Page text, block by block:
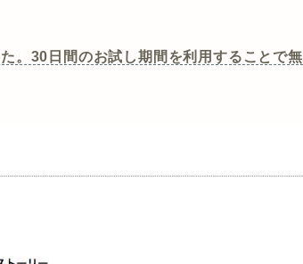
。30日間のお試し期間を利用することで無